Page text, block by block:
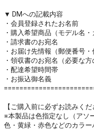
▼ DMへの記載内容
・会員登録されたお名前
・購入希望商品（モデル名・
・請求書のお宛名
・お届け先情報（郵便番号・
・領収書のお宛名（必要な方
・配達希望時間帯
・お振込御名義
【ご購入前に必ずお読みくだ
※本製品は色指定なし（アソ
色・黄緑・赤色などのカラ